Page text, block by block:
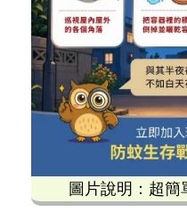
圖片說明：超簡
這張由環境部發布